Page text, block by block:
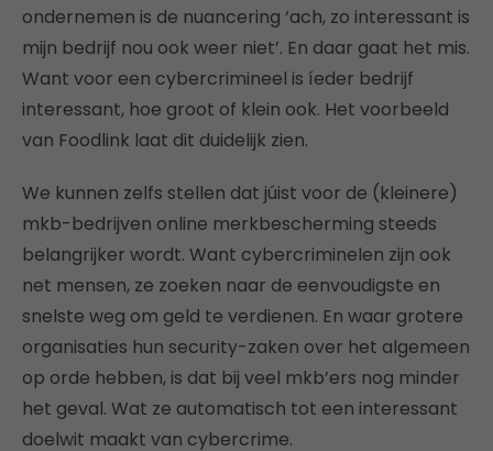
ondernemen is de nuancering ‘ach, zo interessant is
mijn bedrijf nou ook weer niet’. En daar gaat het mis.
Want voor een cybercrimineel is íeder bedrijf
interessant, hoe groot of klein ook. Het voorbeeld
van Foodlink laat dit duidelijk zien.
We kunnen zelfs stellen dat júist voor de (kleinere)
mkb-bedrijven online merkbescherming steeds
belangrijker wordt. Want cybercriminelen zijn ook
net mensen, ze zoeken naar de eenvoudigste en
snelste weg om geld te verdienen. En waar grotere
organisaties hun security-zaken over het algemeen
op orde hebben, is dat bij veel mkb’ers nog minder
het geval. Wat ze automatisch tot een interessant
doelwit maakt van cybercrime.